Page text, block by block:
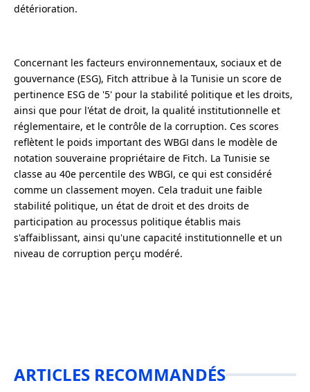
détérioration.
Concernant les facteurs environnementaux, sociaux et de
gouvernance (ESG), Fitch attribue à la Tunisie un score de
pertinence ESG de '5' pour la stabilité politique et les droits,
ainsi que pour l'état de droit, la qualité institutionnelle et
réglementaire, et le contrôle de la corruption. Ces scores
reflètent le poids important des WBGI dans le modèle de
notation souveraine propriétaire de Fitch. La Tunisie se
classe au 40e percentile des WBGI, ce qui est considéré
comme un classement moyen. Cela traduit une faible
stabilité politique, un état de droit et des droits de
participation au processus politique établis mais
s'affaiblissant, ainsi qu'une capacité institutionnelle et un
niveau de corruption perçu modéré.
ARTICLES RECOMMANDÉS